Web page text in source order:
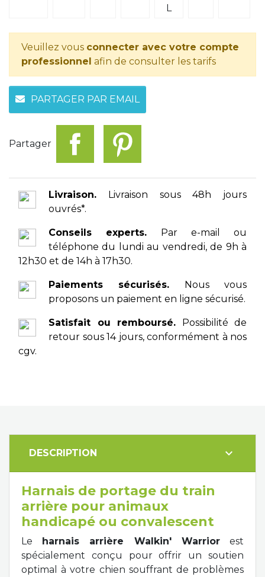
L
Veuillez vous connecter avec votre compte
professionnel afin de consulter les tarifs
PARTAGER PAR EMAIL
Partager
Livraison. Livraison sous 48h jours
ouvrés*.
Conseils experts. Par e-mail ou
téléphone du lundi au vendredi, de 9h à
12h30 et de 14h à 17h30.
Paiements sécurisés. Nous vous
proposons un paiement en ligne sécurisé.
Satisfait ou remboursé. Possibilité de
retour sous 14 jours, conformément à nos
cgv.
DESCRIPTION expand_more
Harnais de portage du train
arrière pour animaux
handicapé ou convalescent
Le harnais arrière Walkin' Warriorest
spécialement conçu pour offrir un soutien
optimal à votre chien souffrant de problèmes